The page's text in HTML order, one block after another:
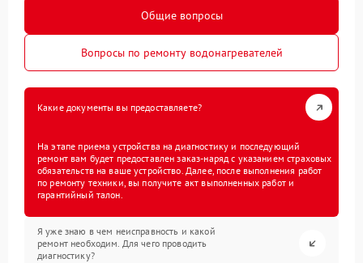
Общие вопросы
Вопросы по ремонту водонагревателей
Какие документы вы предоставляете?
На этапе приема устройства на диагностику и последующий
ремонт вам будет предоставлен заказ-наряд с указанием страховых
обязательств на ваше устройство. Далее, после выполнения работ
по ремонту техники, вы получите акт выполненных работ и
гарантийный талон.
Я уже знаю в чем неисправность и какой
ремонт необходим. Для чего проводить
диагностику?